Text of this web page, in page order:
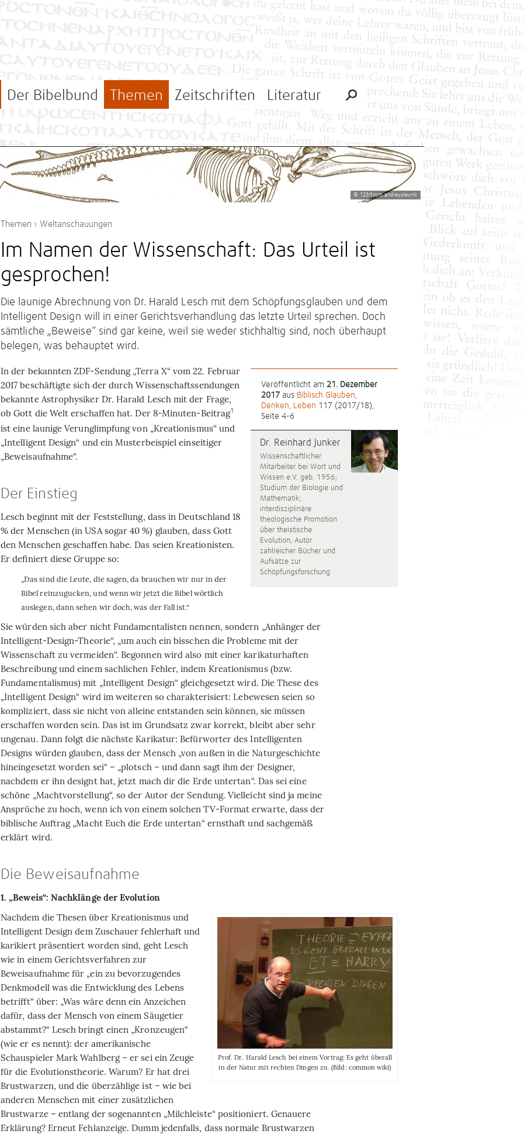
Der Bibelbund Themen Zeitschriften Literatur
© 123rf.com andreyoleynik
Themen › Weltanschauungen
Im Namen der Wissenschaft: Das Urteil ist
gesprochen!
Die launige Abrechnung von Dr. Harald Lesch mit dem Schöpfungsglauben und dem
Intelligent Design will in einer Gerichtsverhandlung das letzte Urteil sprechen. Doch
sämtliche „Beweise“ sind gar keine, weil sie weder stichhaltig sind, noch überhaupt
belegen, was behauptet wird.
Veröffentlicht am 21. Dezember
2017 aus Biblisch Glauben,
Denken, Leben 117 (2017/18),
Seite 4-6
Dr. Reinhard Junker
Wissenschaftlicher
Mitarbeiter bei Wort und
Wissen e.V. geb. 1956;
Studium der Biologie und
Mathematik;
interdisziplinäre
theologische Promotion
über theistische
Evolution; Autor
zahlreicher Bücher und
Aufsätze zur
Schöpfungsforschung
In der bekannten ZDF-Sendung „Terra X“ vom 22. Februar
2017 beschäftigte sich der durch Wissenschaftssendungen
bekannte Astrophysiker Dr. Harald Lesch mit der Frage,
ob Gott die Welt erschaffen hat. Der 8-Minuten-Beitrag1
ist eine launige Verunglimpfung von „Kreationismus“ und
„Intelligent Design“ und ein Musterbeispiel einseitiger
„Beweisaufnahme“.
Der Einstieg
Lesch beginnt mit der Feststellung, dass in Deutschland 18
% der Menschen (in USA sogar 40 %) glauben, dass Gott
den Menschen geschaffen habe. Das seien Kreationisten.
Er definiert diese Gruppe so:
„Das sind die Leute, die sagen, da brauchen wir nur in der
Bibel reinzugucken, und wenn wir jetzt die Bibel wörtlich
auslegen, dann sehen wir doch, was der Fall ist.“
Sie würden sich aber nicht Fundamentalisten nennen, sondern „Anhänger der
Intelligent-Design-Theorie“, „um auch ein bisschen die Probleme mit der
Wissenschaft zu vermeiden“. Begon­nen wird also mit einer karikaturhaften
Beschreibung und einem sachlichen Fehler, indem Krea­tio­nismus (bzw.
Fundamentalismus) mit „Intelligent Design“ gleichgesetzt wird. Die These des
„Intelligent Design“ wird im weiteren so charakterisiert: Lebewesen seien so
kompliziert, dass sie nicht von alleine entstanden sein können, sie müssen
erschaffen worden sein. Das ist im Grundsatz zwar korrekt, bleibt aber sehr
ungenau. Dann folgt die nächste Karikatur: Befürworter des Intelligenten
Designs würden glauben, dass der Mensch „von außen in die Naturgeschichte
hineingesetzt worden sei“ – „plotsch – und dann sagt ihm der Designer,
nachdem er ihn designt hat, jetzt mach dir die Erde untertan“. Das sei eine
schöne „Machtvorstellung“, so der Autor der Sendung. Vielleicht sind ja meine
Ansprüche zu hoch, wenn ich von einem solchen TV-Format erwarte, dass der
biblische Auftrag „Macht Euch die Erde untertan“ ernsthaft und sachgemäß
erklärt wird.
Die Beweisaufnahme
1. „Beweis“: Nachklänge der Evolution
Prof. Dr. Harald Lesch bei einem Vortrag: Es geht überall
in der Natur mit rechten Dingen zu. (Bild: common wiki)
Nachdem die Thesen über Kreationismus und
Intelligent Design dem Zuschauer fehlerhaft und
karikiert präsentiert worden sind, geht Lesch
wie in einem Gerichtsverfahren zur
Beweisaufnahme für „ein zu bevorzugendes
Denkmodell was die Entwicklung des Lebens
betrifft“ über: „Was wäre denn ein Anzeichen
dafür, dass der Mensch von einem Säugetier
abstammt?“ Lesch bringt einen „Kronzeugen“
(wie er es nennt): der amerikanische
Schauspieler Mark Wahlberg – er sei ein Zeuge
für die Evolutionstheorie. Warum? Er hat drei
Brustwarzen, und die überzählige ist – wie bei
anderen Menschen mit einer zusätzlichen
Brustwarze – entlang der sogenannten „Milchleiste“ positioniert. Genauere
Erklärung? Erneut Fehlanzeige. Dumm jedenfalls, dass normale Brustwarzen